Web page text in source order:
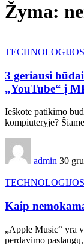
Žyma:
TECHNOLOGIJOS
3 geriausi
„YouTube“ į
Ieškote patikimo
kompiuteryje?
admin 30
TECHNOLOGIJOS
Kaip
„Apple Music“ yra
perdavimo